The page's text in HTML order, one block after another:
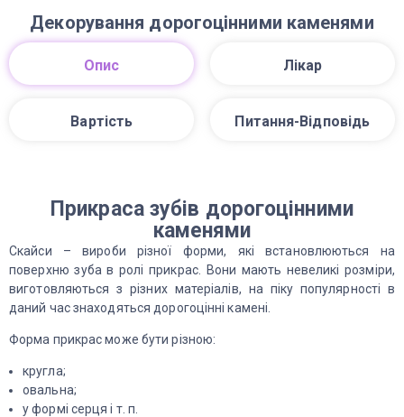
Декорування дорогоцінними каменями
Опис Лікар
Вартість Питання-Відповідь
Прикраса зубів дорогоцінними
каменями
Скайси – вироби різної форми, які встановлюються на
поверхню зуба в ролі прикрас. Вони мають невеликі розміри,
виготовляються з різних матеріалів, на піку популярності в
даний час знаходяться дорогоцінні камені.
Форма прикрас може бути різною:
кругла;
овальна;
у формі серця і т. п.